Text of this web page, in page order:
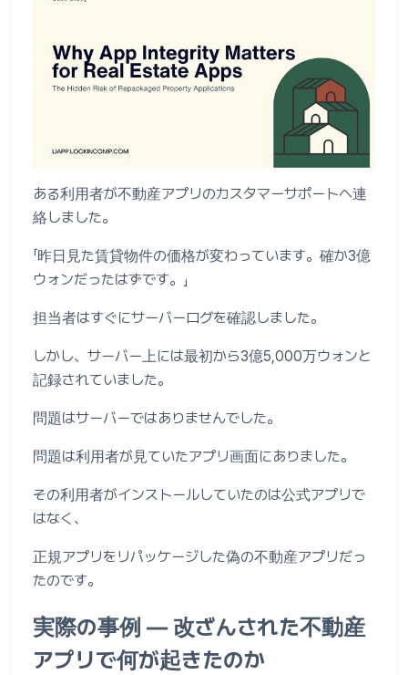
ある利用者が不動産アプリのカスタマーサポートへ連
絡しました。
「昨日見た賃貸物件の価格が変わっています。確か3億
ウォンだったはずです。」
担当者はすぐにサーバーログを確認しました。
しかし、サーバー上には最初から3億5,000万ウォンと
記録されていました。
問題はサーバーではありませんでした。
問題は利用者が見ていたアプリ画面にありました。
その利用者がインストールしていたのは公式アプリで
はなく、
正規アプリをリパッケージした偽の不動産アプリだっ
たのです。
実際の事例 ― 改ざんされた不動産
アプリで何が起きたのか